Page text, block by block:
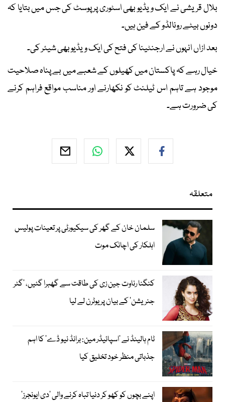
بلال قریشی نے ایک ویڈیو بھی اسٹوری پر پوسٹ کی جس میں بتایا کہ
دونوں بیٹے رونالڈو کے فین ہیں۔
بعد ازاں انہوں نے ارجنٹینا کی فتح کی ایک ویڈیو بھی شیئر کی۔
خیال رہے کہ پاکستان میں کھیلوں کے شعبے میں بے پناہ صلاحیت
موجود ہے تاہم اس ٹیلنٹ کو نکھارنے اور مناسب مواقع فراہم کرنے
کی ضرورت ہے۔
متعلقہ
سلمان خان کے گھر کی سیکیورٹی پر تعینات پولیس
اہلکار کی اچانک موت
کنگنا رناوت جین زی کی طاقت سے گھبرا گئیں، ’گٹر
جنریشن‘ کے بیان پر یوٹرن لے لیا
ٹام ہالینڈ نے ’اسپائیڈر مین: برانڈ نیو ڈے‘ کا اہم
جذباتی منظر خود تخلیق کیا
اپنے بچوں کو کھو کر دنیا تباہ کرنے والی ’دی ایونجرز‘